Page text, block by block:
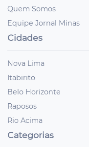
Quem Somos
Equipe Jornal Minas
Cidades
Nova Lima
Itabirito
Belo Horizonte
Raposos
Rio Acima
Categorias